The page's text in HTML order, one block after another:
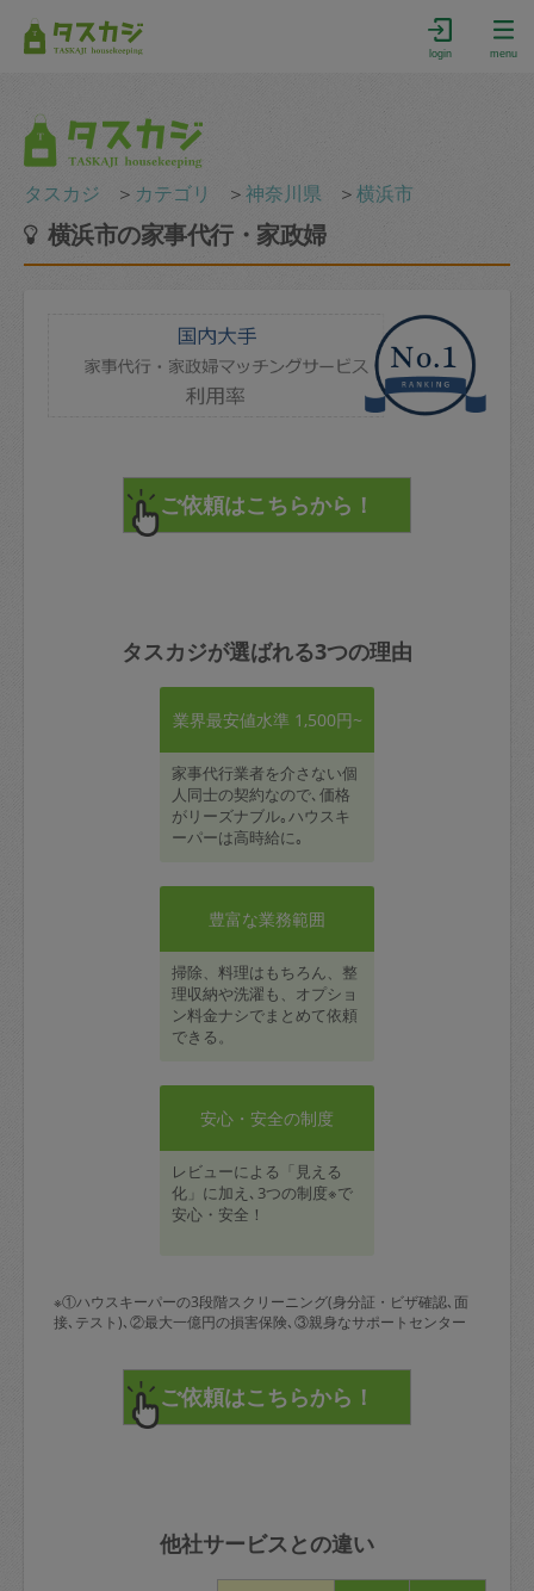
login menu
タスカジ ＞ カテゴリ ＞神奈川県 ＞横浜市
横浜市の家事代行・家政婦
タスカジが選ばれる3つの理由
業界最安値水準 1,500円~
家事代行業者を介さない個
人同士の契約なので､価格
がリーズナブル｡ハウスキ
ーパーは高時給に｡
豊富な業務範囲
掃除、料理はもちろん、整
理収納や洗濯も、オプショ
ン料金ナシでまとめて依頼
できる。
安心・安全の制度
レビューによる「見える
化」に加え､3つの制度※で
安心・安全！
※①ハウスキーパーの3段階スクリーニング(身分証・ビザ確認､面
接､テスト)､②最大一億円の損害保険､③親身なサポートセンター
他社サービスとの違い